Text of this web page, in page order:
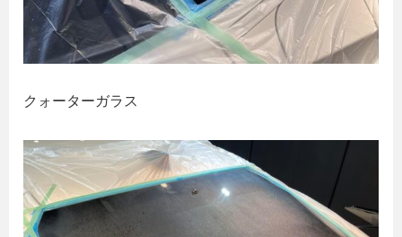
クォーターガラス